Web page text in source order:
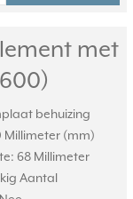
met
behuizing
Millimeter (mm)
68 Millimeter
Aantal